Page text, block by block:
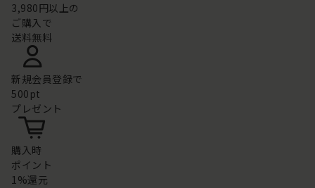
3,980円以上の
ご購入で
送料無料
新規会員登録で
500pt
プレゼント
購入時
ポイント
1%還元